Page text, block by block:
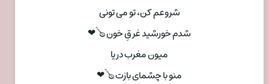
شروعم کن، تو می تونی
شدم خورشید غرقِ خون 🪕❤
میون مغرب دریا
منو با چشمای بازت 🪕❤